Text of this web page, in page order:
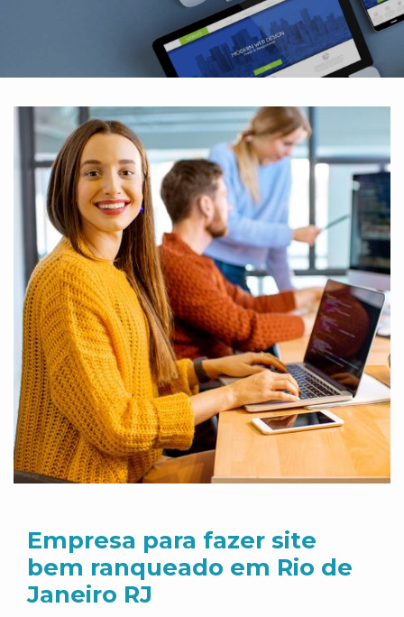
Empresa para fazer site
bem ranqueado em Rio de
Janeiro RJ